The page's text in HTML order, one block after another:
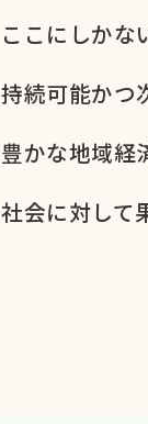
ここに​しかな
持続可能かつ
豊かな​地域経
社会に​対して​